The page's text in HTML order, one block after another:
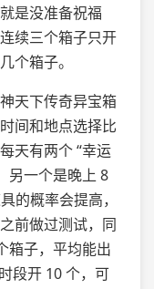
是没准备祝福
续三个箱子只开
个箱子。
天下传奇异宝箱
间和地点选择比
天有两个 “幸运
另一个是晚上 8
的概率会提高，
前做过测试，同
箱子，平均能出
段开 10 个，可